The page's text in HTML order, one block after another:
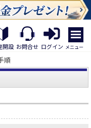
開設 お問合せ ログイン
繝｡
繝
九
繝
繧
縺
メニュー
順